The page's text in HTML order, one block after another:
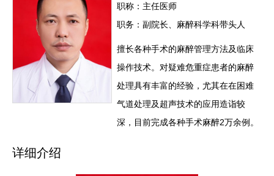
职称：主任医师
职务：副院长、麻醉科学科带头人
擅长各种手术的麻醉管理方法及临床
操作技术。对疑难危重症患者的麻醉
处理具有丰富的经验，尤其在在困难
气道处理及超声技术的应用造诣较
深，目前完成各种手术麻醉2万余例。
详细介绍